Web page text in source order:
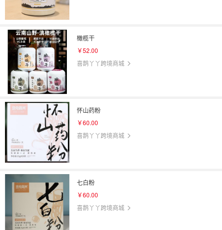
橄榄干
￥52.00
喜鹊丫丫跨境商城
怀山药粉
￥60.00
喜鹊丫丫跨境商城
七白粉
￥60.00
喜鹊丫丫跨境商城